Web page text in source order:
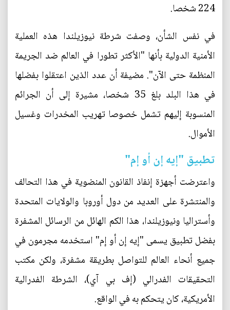
224 شخصا.
في نفس الشأن، وصفت شرطة نيوزيلندا هذه العملية
الأمنية الدولية بأنها "الأكثر تطورا في العالم ضد الجريمة
المنظمة حتى الآن". مضيفة أن عدد الذين اعتقلوا بفضلها
في هذا البلد بلغ 35 شخصا، مشيرة إلى أن الجرائم
المنسوبة إليهم تشمل خصوصا تهريب المخدرات وغسيل
الأموال.
تطبيق "إيه إن أو إم"
واعترضت أجهزة إنفاذ القانون المنضوية في هذا التحالف
والمنتشرة على العديد من دول أوروبا والولايات المتحدة
وأستراليا ونيوزيلندا، هذا الكم الهائل من الرسائل المشفرة
بفضل تطبيق يسمى "إيه إن أو إم" استخدمه مجرمون في
جميع أنحاء العالم للتواصل بطريقة مشفرة، ولكن مكتب
التحقيقات الفدرالي (إف بي آي)، الشرطة الفدرالية
الأمريكية، كان يتحكم به في الواقع.